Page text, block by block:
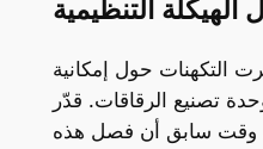
التنظيمية
التكهنات حول إمكانية
تصنيع الرقاقات. قدّر
وقت سابق أن فصل هذه